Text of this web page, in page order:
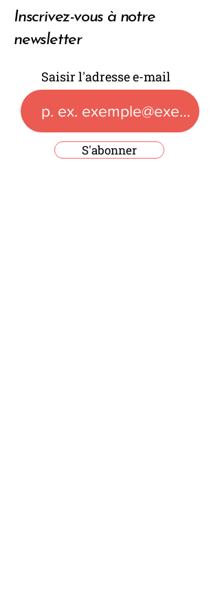
Inscrivez-vous à notre
newsletter
Saisir l'adresse e-mail
S'abonner